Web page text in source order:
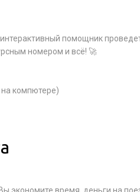
помощник
номером и всё! 🚀
компютере)